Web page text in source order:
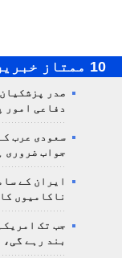
10 ممتاز خبریں
صدر
دفاعی امور
سعودی عرب
جواب ضروری
ایران کے
ناکامیوں
جب تک
بند رہے گی،